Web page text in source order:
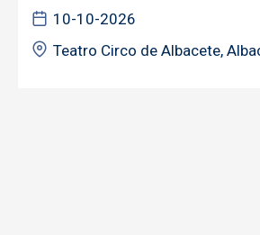
10-10-2026
Teatro Circo de Albacete,